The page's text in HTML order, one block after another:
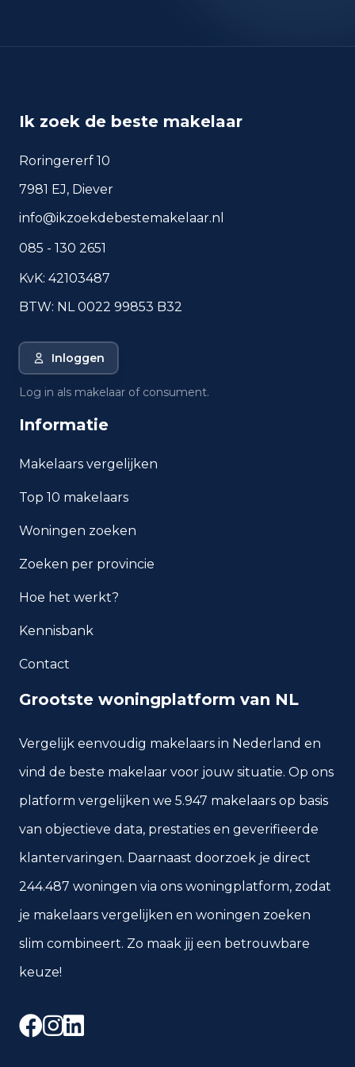
Oostkapelle.
wonen in Oostkapelle
Korte antwoorden op basis van actuele
vergelijking van de woonomgeving.
Hoeveel inwoners heeft
Oostkapelle?
waarde in Oostkapelle?
Wat is het gemiddelde
Oostkapelle?
Oostkapelle?
Welke woningtypen komen
Ik zoek de beste makelaar
Roringererf 10
7981 EJ, Diever
info@ikzoekdebestemakelaar.nl
085 - 130 2651
KvK: 42103487
BTW: NL 0022 99853 B32
Inloggen
Log in als makelaar of consument.
Informatie
Makelaars vergelijken
Top 10 makelaars
Woningen zoeken
Zoeken per provincie
Hoe het werkt?
Kennisbank
Contact
Grootste woningplatform van NL
Vergelijk eenvoudig makelaars in Nederland en
vind de beste makelaar voor jouw situatie. Op ons
platform vergelijken we 5.947 makelaars op basis
van objectieve data, prestaties en geverifieerde
klantervaringen. Daarnaast doorzoek je direct
244.487 woningen via ons woningplatform, zodat
je makelaars vergelijken en woningen zoeken
slim combineert. Zo maak jij een betrouwbare
keuze!
Facebook
Instagram
LinkedIn